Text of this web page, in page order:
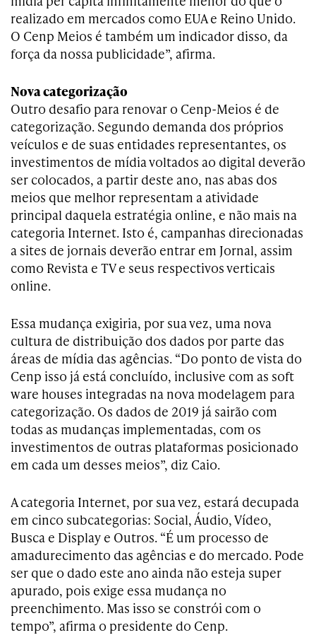
realizado em mercados como EUA e Reino Unido.
O Cenp Meios é também um indicador disso, da
força da nossa publicidade”, afirma.
Nova categorização
Outro desafio para renovar o Cenp-Meios é de
categorização. Segundo demanda dos próprios
veículos e de suas entidades representantes, os
investimentos de mídia voltados ao digital deverão
ser colocados, a partir deste ano, nas abas dos
meios que melhor representam a atividade
principal daquela estratégia online, e não mais na
categoria Internet. Isto é, campanhas direcionadas
a sites de jornais deverão entrar em Jornal, assim
como Revista e TV e seus respectivos verticais
online.
Essa mudança exigiria, por sua vez, uma nova
cultura de distribuição dos dados por parte das
áreas de mídia das agências. “Do ponto de vista do
Cenp isso já está concluído, inclusive com as soft
ware houses integradas na nova modelagem para
categorização. Os dados de 2019 já sairão com
todas as mudanças implementadas, com os
investimentos de outras plataformas posicionado
em cada um desses meios”, diz Caio.
A categoria Internet, por sua vez, estará decupada
em cinco subcategorias: Social, Áudio, Vídeo,
Busca e Display e Outros. “É um processo de
amadurecimento das agências e do mercado. Pode
ser que o dado este ano ainda não esteja super
apurado, pois exige essa mudança no
preenchimento. Mas isso se constrói com o
tempo”, afirma o presidente do Cenp.